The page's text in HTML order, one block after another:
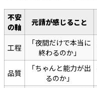
不安
の軸
元請が感じること
工程
「夜間だけで本当に
終わるのか」
品質
「ちゃんと能力が出
るのか」